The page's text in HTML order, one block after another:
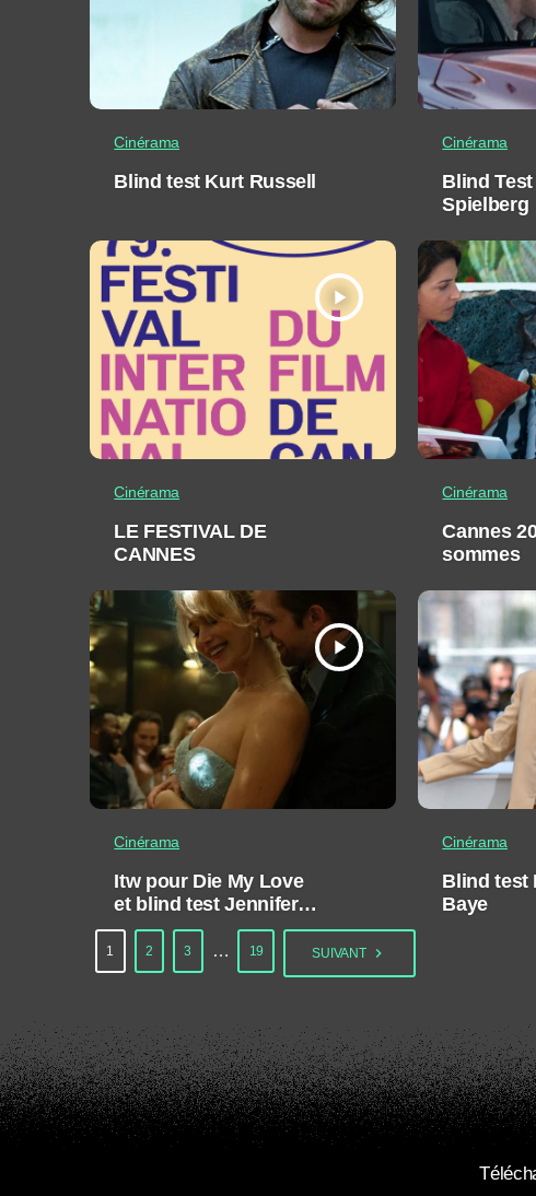
Cinérama
Blind test Kurt Russell
Cinérama
Blind
Spielberg
play_arrow
Cinérama
LE FESTIVAL DE
CANNES
Cinérama
Cannes
sommes
play_arrow
Cinérama
Itw pour Die My Love
et blind test Jennifer
Lawrence
Cinérama
Blind test
Baye
1 2 3 … 19 SUIVANT navigate_next